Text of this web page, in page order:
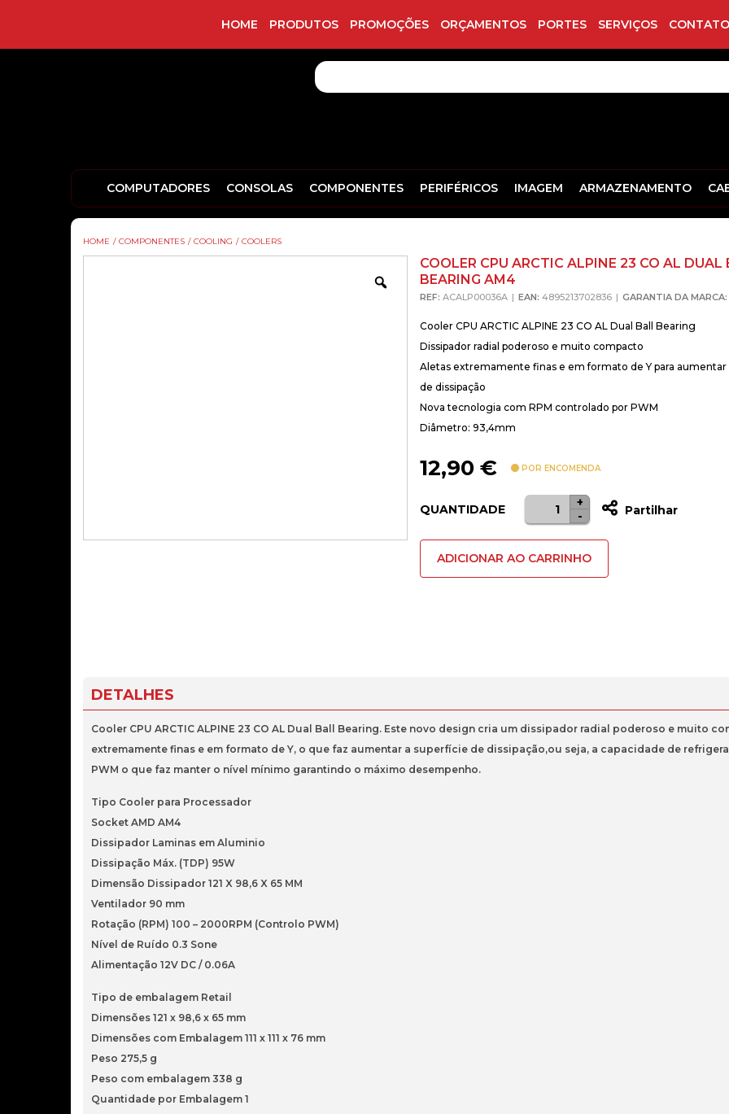
HOME PRODUTOS PROMOÇÕES ORÇAMENTOS PORTES SERVIÇOS
COMPUTADORES CONSOLAS COMPONENTES PERIFÉRICOS IMAGEM ARMAZENAMENTO
HOME / COMPONENTES / COOLING / COOLERS
Zoom
COOLER CPU ARCTIC ALPINE 23 CO AL DUAL
BEARING AM4
REF: ACALP00036A EAN: 4895213702836 GARANTIA DA MARCA:
Cooler CPU ARCTIC ALPINE 23 CO AL Dual Ball Bearing
Dissipador radial poderoso e muito compacto
Aletas extremamente finas e em formato de Y para aumentar
de dissipação
Nova tecnologia com RPM controlado por PWM
Diâmetro: 93,4mm
12,90 € POR ENCOMENDA
QUANTIDADE
Quantidade
de
COOLER
CPU
BALL
BEARING
AM4
-
+
Partilhar
ADICIONAR AO CARRINHO
DETALHES
Cooler CPU ARCTIC ALPINE 23 CO AL Dual Ball Bearing. Este novo design cria um dissipador radial poderoso e muito
extremamente finas e em formato de Y, o que faz aumentar a superfície de dissipação,ou seja, a capacidade de
PWM o que faz manter o nível mínimo garantindo o máximo desempenho.
Tipo Cooler para Processador
Socket AMD AM4
Dissipador Laminas em Aluminio
Dissipação Máx. (TDP) 95W
Dimensão Dissipador 121 X 98,6 X 65 MM
Ventilador 90 mm
Rotação (RPM) 100 – 2000RPM (Controlo PWM)
Nível de Ruído 0.3 Sone
Alimentação 12V DC / 0.06A
Tipo de embalagem Retail
Dimensões 121 x 98,6 x 65 mm
Dimensões com Embalagem 111 x 111 x 76 mm
Peso 275,5 g
Peso com embalagem 338 g
Quantidade por Embalagem 1